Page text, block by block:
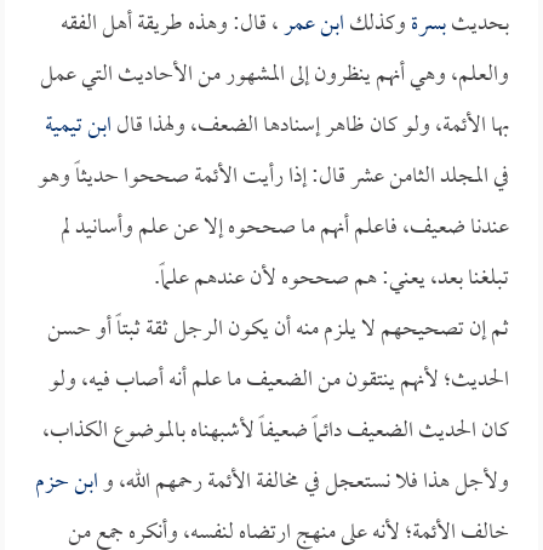
بحديثبسرةوكذلكابن عمر، قال: وهذه طريقة أهل الفقه
والعلم، وهي أنهم ينظرون إلى المشهور من الأحاديث التي عمل
بها الأئمة، ولو كان ظاهر إسنادها الضعف، ولهذا قالابن تيمية
في المجلد الثامن عشر قال: إذا رأيت الأئمة صححوا حديثاً وهو
عندنا ضعيف، فاعلم أنهم ما صححوه إلا عن علم وأسانيد لم
تبلغنا بعد، يعني: هم صححوه لأن عندهم علماً.
ثم إن تصحيحهم لا يلزم منه أن يكون الرجل ثقة ثبتاً أو حسن
الحديث؛ لأنهم ينتقون من الضعيف ما علم أنه أصاب فيه، ولو
كان الحديث الضعيف دائماً ضعيفاً لأشبهناه بالموضوع الكذاب،
ولأجل هذا فلا نستعجل في مخالفة الأئمة رحمهم الله، وابن حزم
خالف الأئمة؛ لأنه على منهج ارتضاه لنفسه، وأنكره جمع من